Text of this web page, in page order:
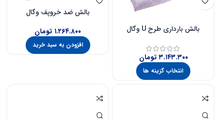
بالش بارداری طرح U وگال
۳.۱۴۳.۳۰۰ تومان
انتخاب گزینه ها
بالش ضد خروپف وگال
۱.۲۶۴.۸۰۰ تومان
افزودن به سبد خرید